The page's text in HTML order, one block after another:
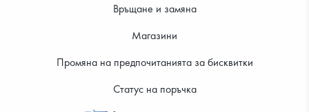
Връщане и замяна
Магазини
Промяна на предпочитанията за бисквитки
Статус на поръчка